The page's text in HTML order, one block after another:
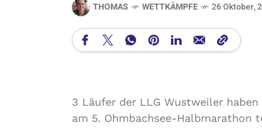
THOMAS WETTKÄMPFE 26 Oktober,
3 Läufer der LLG Wustweiler haben
am 5. Ohmbachsee-Halbmarathon